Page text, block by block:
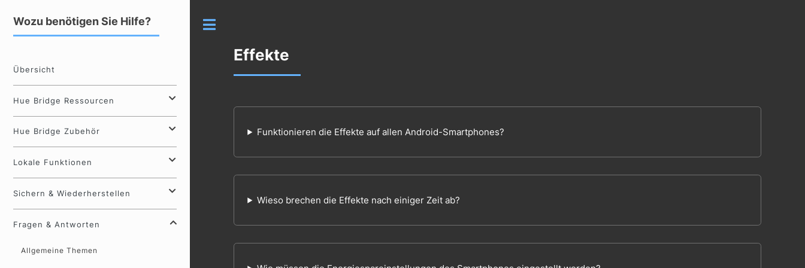
Effekte
Funktionieren die Effekte auf allen Android-Smartphones?
Wieso brechen die Effekte nach einiger Zeit ab?
Wozu benötigen Sie Hilfe?
Übersicht
Hue Bridge Ressourcen
Hue Bridge Zubehör
Lokale Funktionen
Sichern & Wiederherstellen
Fragen & Antworten
Allgemeine Themen